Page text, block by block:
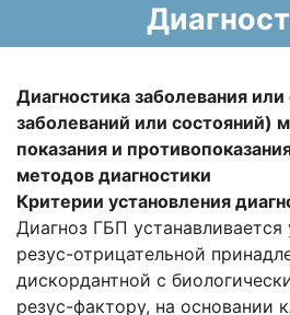
Диагностика заболевания
заболеваний или состояний)
показания и
методов диагностики
Критерии установления
Диагноз ГБП
резус-отрицательной
дискордантной с
резус-фактору, на основании